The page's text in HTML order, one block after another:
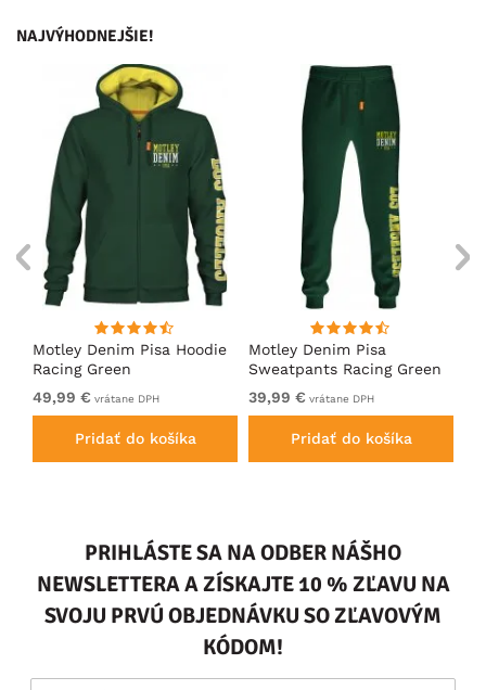
NAJVÝHODNEJŠIE!
Motley Denim Pisa Hoodie
Racing Green
49,99 € vrátane DPH
Pridať do košíka
Motley Denim Pisa
Sweatpants Racing Green
39,99 € vrátane DPH
Pridať do košíka
PRIHLÁSTE SA NA ODBER NÁŠHO
NEWSLETTERA A ZÍSKAJTE 10 % ZĽAVU NA
SVOJU PRVÚ OBJEDNÁVKU SO ZĽAVOVÝM
KÓDOM!